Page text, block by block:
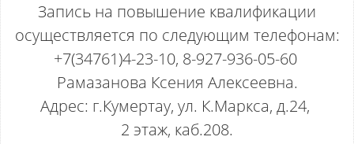
Запись на повышение квалификации
осуществляется по следующим телефонам:
+7(34761)4-23-10, 8-927-936-05-60
Рамазанова Ксения Алексеевна.
Адрес: г.Кумертау, ул. К.Маркса, д.24,
2 этаж, каб.208.